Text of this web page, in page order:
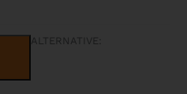
€.1047,20 €.
ALTERNATIVE: